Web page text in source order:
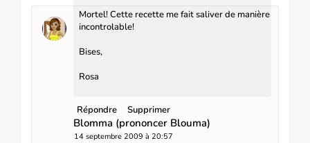
Mortel! Cette recette me fait saliver de manière
incontrolable!
Bises,
Rosa
Répondre Supprimer
Blomma (prononcer Blouma)
14 septembre 2009 à 20:57